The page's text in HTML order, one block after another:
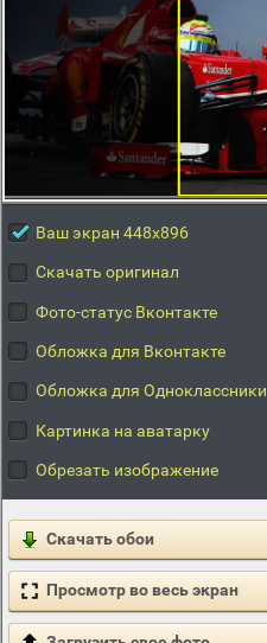
Ваш экран 448x896
Скачать оригинал
Фото-статус Вконтакте
Обложка для Вконтакте
Обложка для Одноклассники
Картинка на аватарку
Обрезать изображение
Скачать обои
Просмотр во весь экран